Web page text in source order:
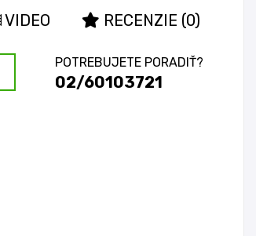
VIDEO RECENZIE (0)
POTREBUJETE PORADIŤ?
02/60103721